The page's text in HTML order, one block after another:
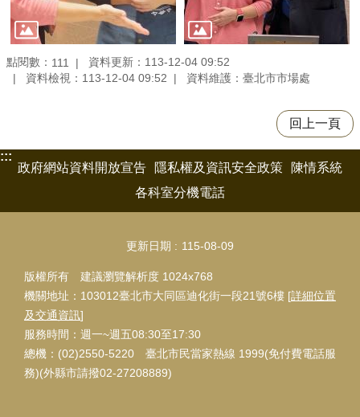
點閱數： 111
資料更新：113-12-04 09:52
資料檢視：113-12-04 09:52
資料維護：臺北市市場處
回上一頁
:::
政府網站資料開放宣告
隱私權及資訊安全政策
陳情系統
各科室分機電話
更新日期 115-08-09
版權所有 建議瀏覽解析度 1024x768
機關地址：103012臺北市大同區迪化街一段21號6樓 [詳細位置
及交通資訊]
服務時間：週一~週五08:30至17:30
總機：(02)2550-5220 臺北市民當家熱線 1999(免付費電話服
務)(外縣市請撥02-27208889)